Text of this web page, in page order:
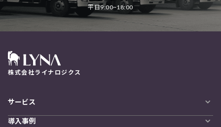
平日9:00~18:00
株式会社ライナロジクス
サービス
LYNA DXプラットフォーム
導入事例